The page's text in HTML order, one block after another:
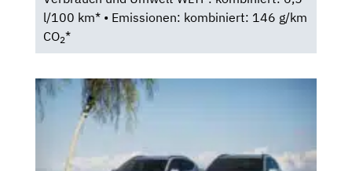
l/100 km* • Emissionen: kombiniert: 146 g/km
CO2*